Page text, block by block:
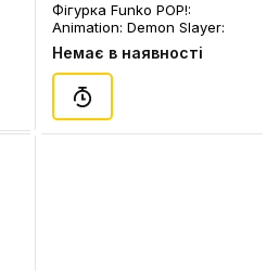
Фігурка Funko POP!:
Animation: Demon Slayer:
Muscle Mouse (EE Exclusive),
(77402)
Немає в наявності